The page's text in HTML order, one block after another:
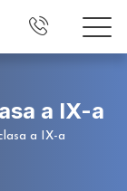
a IX-a
a IX-a